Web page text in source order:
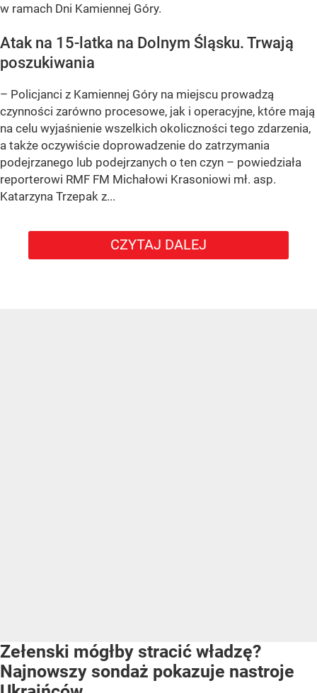
w ramach Dni Kamiennej Góry.
Atak na 15-latka na Dolnym Śląsku. Trwają
poszukiwania
– Policjanci z Kamiennej Góry na miejscu prowadzą
czynności zarówno procesowe, jak i operacyjne, które mają
na celu wyjaśnienie wszelkich okoliczności tego zdarzenia,
a także oczywiście doprowadzenie do zatrzymania
podejrzanego lub podejrzanych o ten czyn – powiedziała
reporterowi RMF FM Michałowi Krasoniowi mł. asp.
Katarzyna Trzepak z...
CZYTAJ DALEJ
Zełenski mógłby stracić władzę?
Najnowszy sondaż pokazuje nastroje